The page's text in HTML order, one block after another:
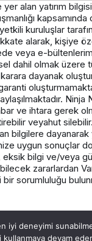
yer alan yatırım
kapsamında
yetkili kuruluşlar
alarak, kişiye
veya e-
dahil olmak üzere
dayanak
ve ihtara gerek
veyahut
bilgilere dayanarak
uygun sonuçlar
bilgi ve/veya
zararlardan
bir sorumluluğu
iyi deneyimi
kullanmaya devam